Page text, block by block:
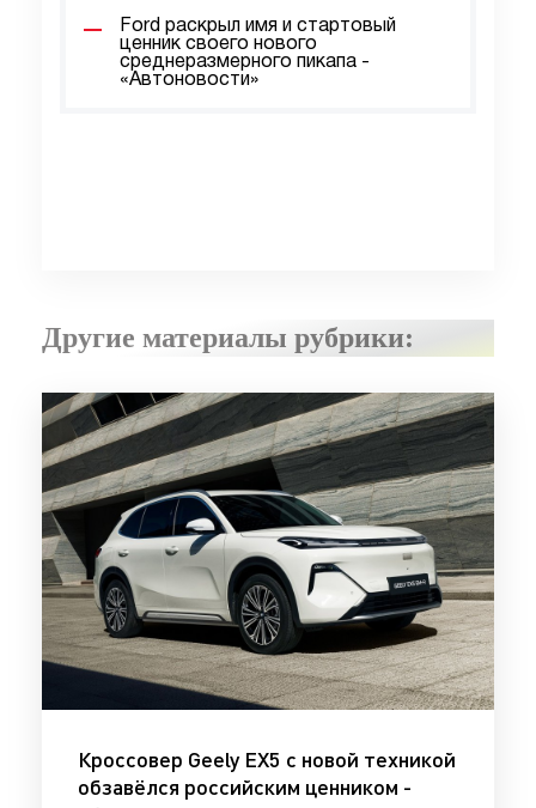
Ford раскрыл имя и стартовый
ценник своего нового
среднеразмерного пикапа -
«Автоновости»
Другие материалы рубрики:
Кроссовер Geely EX5 с новой техникой
обзавёлся российским ценником -